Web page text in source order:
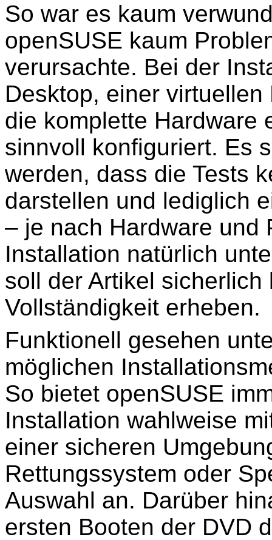
So war es kaum
openSUSE kaum
verursachte. Bei der
Desktop, einer
die komplette Hardware
sinnvoll konfiguriert. Es
werden, dass die Tests
darstellen und lediglich
– je nach Hardware und
Installation natürlich
soll der Artikel
Vollständigkeit erheben.
Funktionell gesehen
möglichen
So bietet openSUSE
Installation wahlweise
einer sicheren
Rettungssystem oder
Auswahl an. Darüber
ersten Booten der DVD